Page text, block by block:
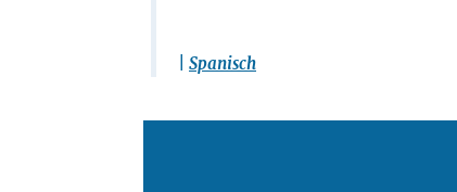
Spanisch